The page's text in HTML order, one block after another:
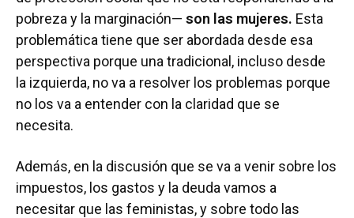
pobreza y la marginación— son las mujeres. Esta
problemática tiene que ser abordada desde esa
perspectiva porque una tradicional, incluso desde
la izquierda, no va a resolver los problemas porque
no los va a entender con la claridad que se
necesita.
Además, en la discusión que se va a venir sobre los
impuestos, los gastos y la deuda vamos a
necesitar que las feministas, y sobre todo las